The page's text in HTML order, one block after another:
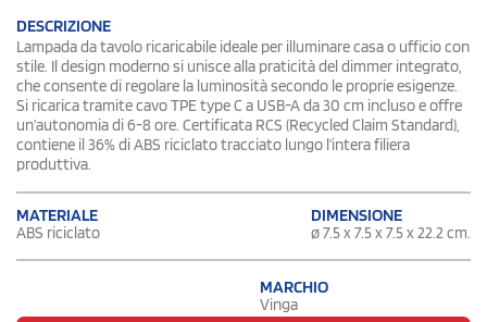
DESCRIZIONE
Lampada da tavolo ricaricabile ideale per illuminare casa o ufficio con
stile. Il design moderno si unisce alla praticità del dimmer integrato,
che consente di regolare la luminosità secondo le proprie esigenze.
Si ricarica tramite cavo TPE type C a USB-A da 30 cm incluso e offre
un’autonomia di 6-8 ore. Certificata RCS (Recycled Claim Standard),
contiene il 36% di ABS riciclato tracciato lungo l’intera filiera
produttiva.
MATERIALE
ABS riciclato
DIMENSIONE
ø 7.5 x 7.5 x 7.5 x 22.2 cm.
MARCHIO
Vinga